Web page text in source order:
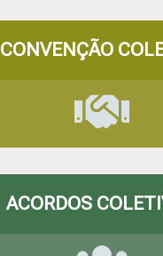
CONVENÇÃO
ACORDOS